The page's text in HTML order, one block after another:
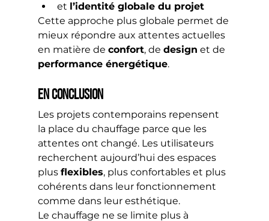
et l’identité globale du projet
Cette approche plus globale permet de
mieux répondre aux attentes actuelles
en matière de confort, de design et de
performance énergétique.
En Conclusion
Les projets contemporains repensent
la place du chauffage parce que les
attentes ont changé. Les utilisateurs
recherchent aujourd’hui des espaces
plus flexibles, plus confortables et plus
cohérents dans leur fonctionnement
comme dans leur esthétique.
Le chauffage ne se limite plus à